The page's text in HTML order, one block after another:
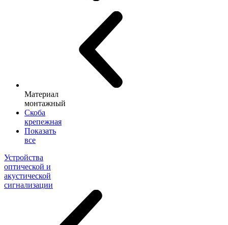
Материал
монтажный
Скоба
крепежная
Показать
все
Устройства
оптической и
акустической
сигнализации